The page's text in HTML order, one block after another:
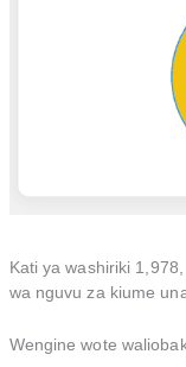
Kati ya washiriki
wa nguvu za kiume
Wengine wote